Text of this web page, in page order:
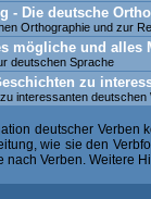
- Die deutsche
Orthographie und zur
mögliche und alles
deutschen Sprache
zu
interessanten deutschen
deutscher Verben
wie sie den
nach Verben. Weitere